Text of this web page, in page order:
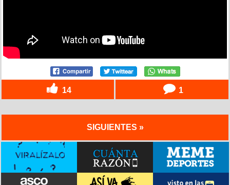
14 1
SIGUIENTES »